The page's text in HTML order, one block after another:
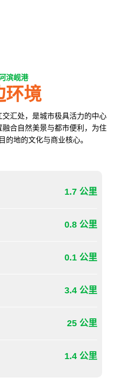
滨岘港
环境
汇处，是城市极具活力的中心
合自然美景与都市便利，为住
的地的文化与商业核心。
1.7 公里
0.8 公里
0.1 公里
3.4 公里
25 公里
1.4 公里